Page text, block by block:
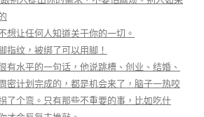
想让任何人知道关于你的一切。
指纹，被绑了可以用脚！
有水平的一句话，他说跳槽、创业、结婚、
密计划完成的，都是机会来了，脑子一热咬
了个弯。只有那些不重要的事，比如吃什